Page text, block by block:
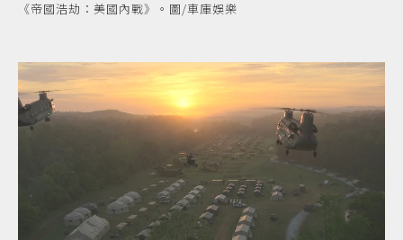
《帝國浩劫：美國內戰》。圖/車庫娛樂